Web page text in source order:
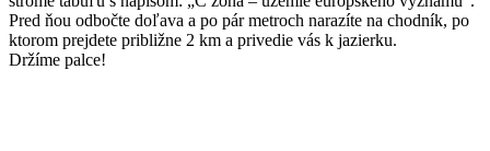
Pred ňou odbočte doľava a po pár metroch narazíte na chodník, po
ktorom prejdete približne 2 km a privedie vás k jazierku.
Držíme palce!